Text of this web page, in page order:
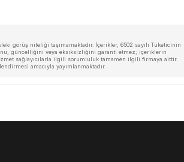
görüş niteliği taşımamaktadır. İçerikler, 6502 sayılı Tüketicinin
güncelliğini veya eksiksizliğini garanti etmez; içeriklerin
sağlayıcılarla ilgili sorumluluk tamamen ilgili firmaya aittir.
amacıyla yayımlanmaktadır.